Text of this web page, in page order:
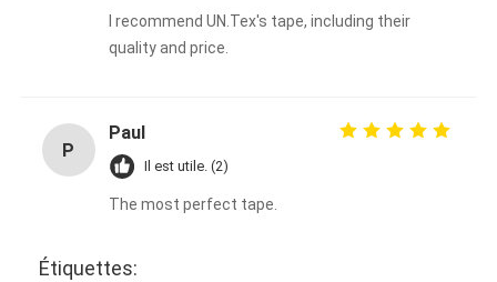
I recommend UN.Tex's tape, including their
quality and price.
P
Paul
Il est utile. (2)
The most perfect tape.
Étiquettes: